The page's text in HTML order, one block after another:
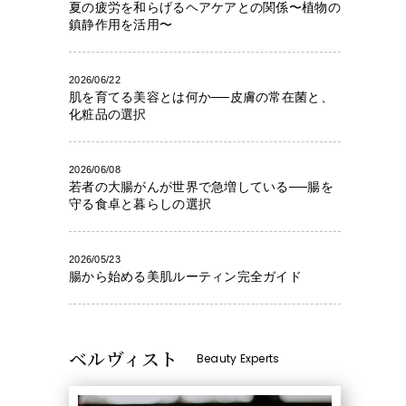
夏の疲労を和らげるヘアケアとの関係〜植物の
鎮静作用を活用〜
2026/06/22
肌を育てる美容とは何か──皮膚の常在菌と、
化粧品の選択
2026/06/08
若者の大腸がんが世界で急増している──腸を
守る食卓と暮らしの選択
2026/05/23
腸から始める美肌ルーティン完全ガイド
ベルヴィスト Beauty Experts